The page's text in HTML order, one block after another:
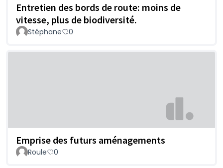
Entretien des bords de route: moins de
vitesse, plus de biodiversité.
Stéphane 0
Emprise des futurs aménagements
Roule 0